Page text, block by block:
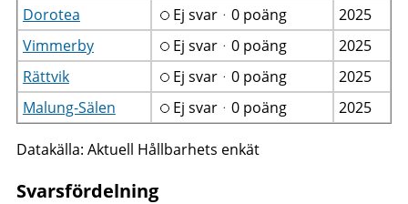
Dorotea
Ej svarᆞ0 poäng
2025
Vimmerby
Ej svarᆞ0 poäng
2025
Rättvik
Ej svarᆞ0 poäng
2025
Malung-Sälen
Ej svarᆞ0 poäng 2025
Datakälla: Aktuell Hållbarhets enkät
Svarsfördelning